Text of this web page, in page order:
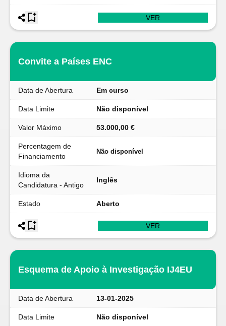
VER
Convite a Países ENC
Data de Abertura Em curso
Data Limite Não disponível
Valor Máximo 53.000,00 €
Percentagem de
Financiamento
Não disponível
Idioma da
Candidatura - Antigo
Inglês
Estado Aberto
VER
Esquema de Apoio à Investigação IJ4EU
Data de Abertura 13-01-2025
Data Limite Não disponível